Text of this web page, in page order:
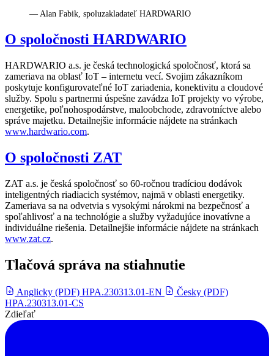
— Alan Fabik, spoluzakladateľ HARDWARIO
O spoločnosti HARDWARIO
HARDWARIO a.s. je česká technologická spoločnosť, ktorá sa
zameriava na oblasť IoT – internetu vecí. Svojim zákazníkom
poskytuje konfigurovateľné IoT zariadenia, konektivitu a cloudové
služby. Spolu s partnermi úspešne zavádza IoT projekty vo výrobe,
energetike, poľnohospodárstve, maloobchode, zdravotníctve alebo
správe majetku. Detailnejšie informácie nájdete na stránkach
www.hardwario.com.
O spoločnosti ZAT
ZAT a.s. je česká spoločnosť so 60-ročnou tradíciou dodávok
inteligentných riadiacich systémov, najmä v oblasti energetiky.
Zameriava sa na odvetvia s vysokými nárokmi na bezpečnosť a
spoľahlivosť a na technológie a služby vyžadujúce inovatívne a
individuálne riešenia. Detailnejšie informácie nájdete na stránkach
www.zat.cz.
Tlačová správa na stiahnutie
Anglicky (PDF) HPA.230313.01-EN
Česky (PDF)
HPA.230313.01-CS
Zdieľať